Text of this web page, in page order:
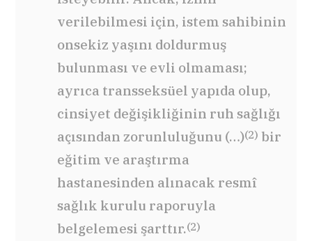
verilebilmesi için, istem sahibinin
onsekiz yaşını doldurmuş
bulunması ve evli olmaması;
ayrıca transseksüel yapıda olup,
cinsiyet değişikliğinin ruh sağlığı
açısından zorunluluğunu (…)(2) bir
eğitim ve araştırma
hastanesinden alınacak resmî
sağlık kurulu raporuyla
belgelemesi şarttır.(2)